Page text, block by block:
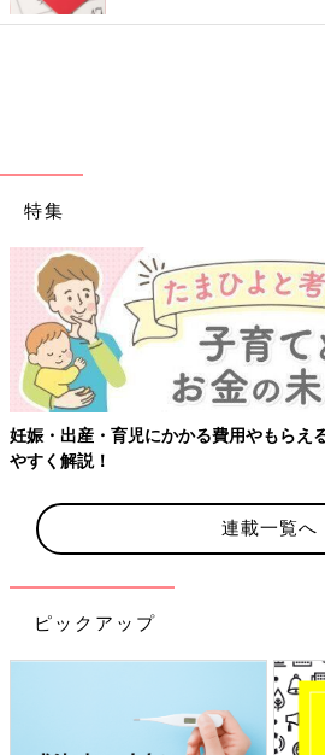
特集
妊娠・出産・育児にかかる費用やもらえ
やすく解説！
連載一覧へ
ピックアップ